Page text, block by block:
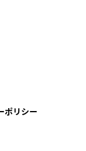
ポリシー